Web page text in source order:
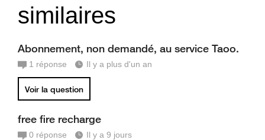
similaires
Abonnement, non demandé, au service Taoo.
1 réponse Il y a plus d'un an
Voir la question
free fire recharge
0 réponse Il y a 9 jours